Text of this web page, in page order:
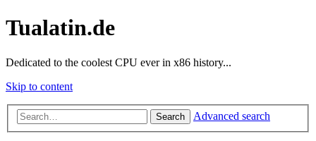
Tualatin.de
Dedicated to the coolest CPU ever in x86 history...
Skip to content
Search Advanced search